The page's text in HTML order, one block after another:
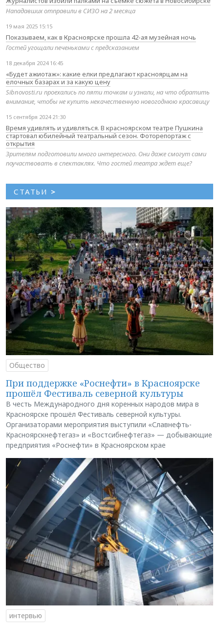
Нападавших отправили в СИЗО на 2 месяца
19 мая 2025 15:15
Показываем, как в Красноярске прошла 42-ая музейная ночь
Гостей угощали печеньками с предсказанием
18 декабря 2024 16:45
«Будет ажиотаж»: какие елки предлагают красноярцам на
елочных базарах и за какую цену
Sibnovosti.ru проехались по пяти точкам и узнали, на что обратить
внимание, чтобы не купить некачественную новогоднюю красавицу
15 сентября 2024 21:30
Время удивлять и удивляться. В красноярском театре Пушкина
стартовал юбилейный театральный сезон. Фоторепортаж с
открытия
Зрителям подготовили много интересного. Они даже смогут сами
поучаствовать в спектаклях. Что гостей театра ждет еще?
СТАТЬИ >
Общество
При поддержке «Роснефти» в Красноярске
прошёл Фестиваль северной культуры
В честь Международного дня коренных народов мира в
Красноярске прошёл Фестиваль северной культуры.
Организаторами мероприятия выступили «Славнефть-
Красноярскнефтегаз» и «Востсибнефтегаз» — добывающие
предприятия «Роснефти» в Красноярском крае
интервью